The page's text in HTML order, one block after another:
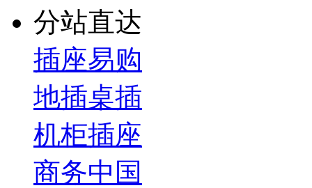
分站直达
插座易购
地插桌插
机柜插座
商务中国